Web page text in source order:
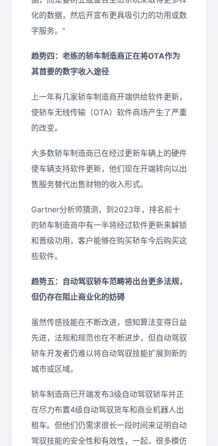
化的数据，然后开宣布更具吸引力的功用或数
字服务。”
趋势四：老练的轿车制造商正在将OTA作为
其首要的数字收入途径
上一年有几家轿车制造商开端供给软件更新，
使轿车无线传输（OTA）软件商场产生了严重
的改变。
大多数轿车制造商已在经过更新车辆上的硬件
使车辆支持软件更新，他们现在开端转向以出
售服务替代出售财物的收入形式。
Gartner分析师猜测，到2023年，排名前十
的轿车制造商中有一半将经过软件更新来解锁
和晋级功用，客户能够在购买轿车今后购买这
些软件。
趋势五：自动驾驭轿车范畴将出台更多法规，
但仍存在阻止商业化的妨碍
虽然传感技能在不断改进，感知算法变得日益
先进，法规和规范也在不断进步，但自动驾驭
轿车开发者仍难以将自动驾驭技能扩展到新的
城市或区域。
轿车制造商已开端发布3级自动驾驭轿车并正
在尽力布置4级自动驾驭货车和商业机器人出
租车。但他们仍需求很长一段时间来证明自动
驾驭技能的安全性和有效性，一起，很多模仿